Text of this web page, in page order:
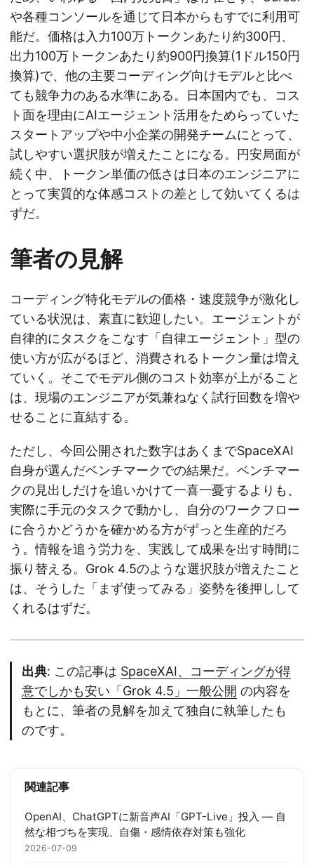
や各種コンソールを通じて日本からもすでに利用可
能だ。価格は入力100万トークンあたり約300円、
出力100万トークンあたり約900円換算(1ドル150円
換算)で、他の主要コーディング向けモデルと比べ
ても競争力のある水準にある。日本国内でも、コス
ト面を理由にAIエージェント活用をためらっていた
スタートアップや中小企業の開発チームにとって、
試しやすい選択肢が増えたことになる。円安局面が
続く中、トークン単価の低さは日本のエンジニアに
とって実質的な体感コストの差として効いてくるは
ずだ。
筆者の見解
コーディング特化モデルの価格・速度競争が激化し
ている状況は、素直に歓迎したい。エージェントが
自律的にタスクをこなす「自律エージェント」型の
使い方が広がるほど、消費されるトークン量は増え
ていく。そこでモデル側のコスト効率が上がること
は、現場のエンジニアが気兼ねなく試行回数を増や
せることに直結する。
ただし、今回公開された数字はあくまでSpaceXAI
自身が選んだベンチマークでの結果だ。ベンチマー
クの見出しだけを追いかけて一喜一憂するよりも、
実際に手元のタスクで動かし、自分のワークフロー
に合うかどうかを確かめる方がずっと生産的だろ
う。情報を追う労力を、実践して成果を出す時間に
振り替える。Grok 4.5のような選択肢が増えたこと
は、そうした「まず使ってみる」姿勢を後押しして
くれるはずだ。
出典: この記事は SpaceXAI、コーディングが得
意でしかも安い「Grok 4.5」一般公開 の内容を
もとに、筆者の見解を加えて独自に執筆したも
のです。
関連記事
OpenAI、ChatGPTに新音声AI「GPT-Live」投入 ― 自
然な相づちを実現、自傷・感情依存対策も強化
2026-07-09